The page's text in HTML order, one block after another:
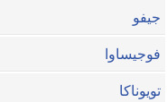
جيفو
فوجيساوا
تويوناكا